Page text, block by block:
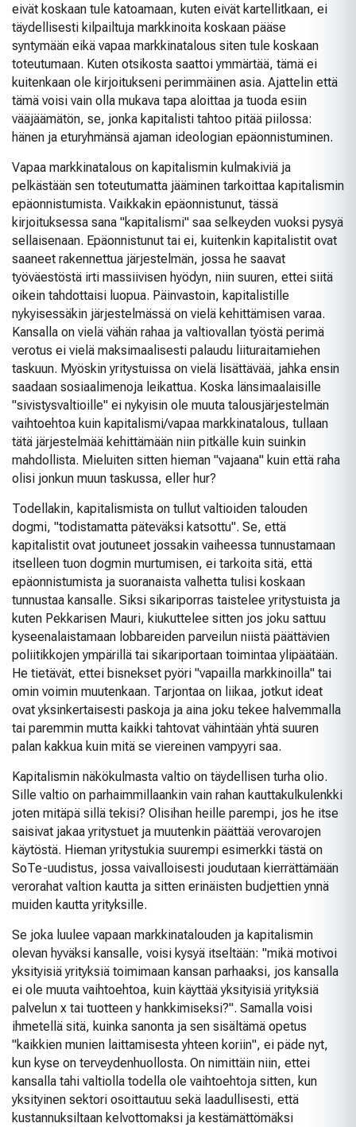
eivät koskaan tule katoamaan, kuten eivät kartellitkaan, ei
täydellisesti kilpailtuja markkinoita koskaan pääse
syntymään eikä vapaa markkinatalous siten tule koskaan
toteutumaan. Kuten otsikosta saattoi ymmärtää, tämä ei
kuitenkaan ole kirjoitukseni perimmäinen asia. Ajattelin että
tämä voisi vain olla mukava tapa aloittaa ja tuoda esiin
vääjäämätön, se, jonka kapitalisti tahtoo pitää piilossa:
hänen ja eturyhmänsä ajaman ideologian epäonnistuminen.
Vapaa markkinatalous on kapitalismin kulmakiviä ja
pelkästään sen toteutumatta jääminen tarkoittaa kapitalismin
epäonnistumista. Vaikkakin epäonnistunut, tässä
kirjoituksessa sana "kapitalismi" saa selkeyden vuoksi pysyä
sellaisenaan. Epäonnistunut tai ei, kuitenkin kapitalistit ovat
saaneet rakennettua järjestelmän, jossa he saavat
työväestöstä irti massiivisen hyödyn, niin suuren, ettei siitä
oikein tahdottaisi luopua. Päinvastoin, kapitalistille
nykyisessäkin järjestelmässä on vielä kehittämisen varaa.
Kansalla on vielä vähän rahaa ja valtiovallan työstä perimä
verotus ei vielä maksimaalisesti palaudu liituraitamiehen
taskuun. Myöskin yritystuissa on vielä lisättävää, jahka ensin
saadaan sosiaalimenoja leikattua. Koska länsimaalaisille
"sivistysvaltioille" ei nykyisin ole muuta talousjärjestelmän
vaihtoehtoa kuin kapitalismi/vapaa markkinatalous, tullaan
tätä järjestelmää kehittämään niin pitkälle kuin suinkin
mahdollista. Mieluiten sitten hieman "vajaana" kuin että raha
olisi jonkun muun taskussa, eller hur?
Todellakin, kapitalismista on tullut valtioiden talouden
dogmi, "todistamatta päteväksi katsottu". Se, että
kapitalistit ovat joutuneet jossakin vaiheessa tunnustamaan
itselleen tuon dogmin murtumisen, ei tarkoita sitä, että
epäonnistumista ja suoranaista valhetta tulisi koskaan
tunnustaa kansalle. Siksi sikariporras taistelee yritystuista ja
kuten Pekkarisen Mauri, kiukuttelee sitten jos joku sattuu
kyseenalaistamaan lobbareiden parveilun niistä päättävien
poliitikkojen ympärillä tai sikariportaan toimintaa ylipäätään.
He tietävät, ettei bisnekset pyöri "vapailla markkinoilla" tai
omin voimin muutenkaan. Tarjontaa on liikaa, jotkut ideat
ovat yksinkertaisesti paskoja ja aina joku tekee halvemmalla
tai paremmin mutta kaikki tahtovat vähintään yhtä suuren
palan kakkua kuin mitä se viereinen vampyyri saa.
Kapitalismin näkökulmasta valtio on täydellisen turha olio.
Sille valtio on parhaimmillaankin vain rahan kauttakulkulenkki
joten mitäpä sillä tekisi? Olisihan heille parempi, jos he itse
saisivat jakaa yritystuet ja muutenkin päättää verovarojen
käytöstä. Hieman yritystukia suurempi esimerkki tästä on
SoTe-uudistus, jossa vaivalloisesti joudutaan kierrättämään
verorahat valtion kautta ja sitten erinäisten budjettien ynnä
muiden kautta yrityksille.
Se joka luulee vapaan markkinatalouden ja kapitalismin
olevan hyväksi kansalle, voisi kysyä itseltään: "mikä motivoi
yksityisiä yrityksiä toimimaan kansan parhaaksi, jos kansalla
ei ole muuta vaihtoehtoa, kuin käyttää yksityisiä yrityksiä
palvelun x tai tuotteen y hankkimiseksi?". Samalla voisi
ihmetellä sitä, kuinka sanonta ja sen sisältämä opetus
"kaikkien munien laittamisesta yhteen koriin", ei päde nyt,
kun kyse on terveydenhuollosta. On nimittäin niin, ettei
kansalla tahi valtiolla todella ole vaihtoehtoja sitten, kun
yksityinen sektori osoittautuu sekä laadullisesti, että
kustannuksiltaan kelvottomaksi ja kestämättömäksi